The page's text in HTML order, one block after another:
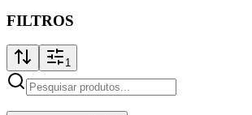
FILTROS
1